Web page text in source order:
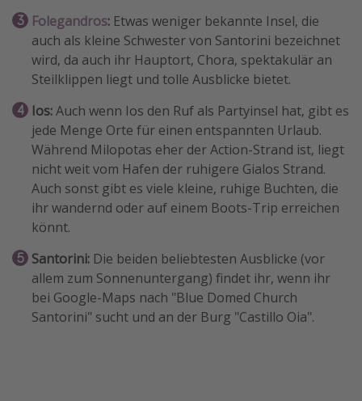
Folegandros: Etwas weniger bekannte Insel, die
auch als kleine Schwester von Santorini bezeichnet
wird, da auch ihr Hauptort, Chora, spektakulär an
Steilklippen liegt und tolle Ausblicke bietet.
Ios:Auch wenn Ios den Ruf als Partyinsel hat, gibt es
jede Menge Orte für einen entspannten Urlaub.
Während Milopotas eher der Action-Strand ist, liegt
nicht weit vom Hafen der ruhigere Gialos Strand.
Auch sonst gibt es viele kleine, ruhige Buchten, die
ihr wandernd oder auf einem Boots-Trip erreichen
könnt.
Santorini: Die beiden beliebtesten Ausblicke (vor
allem zum Sonnenuntergang) findet ihr, wenn ihr
bei Google-Maps nach "Blue Domed Church
Santorini" sucht und an der Burg "Castillo Oia".